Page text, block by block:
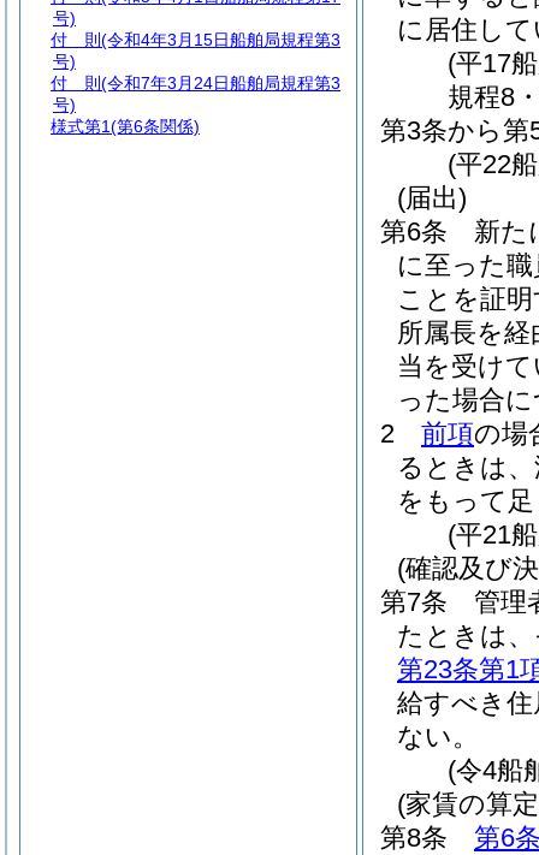
に居住し
(平17
規程8
第3条から第
(平22
(届出)
第6条
新た
に至った
ことを証
所属長を
当を受け
った場合
2
前項の場
るときは
をもって
(平21
(確認及び
第7条
管理
たときは
第23条第1
給すべき
ない。
(令4船
(家賃の算
第8条
第6
号)
付 則 (令和4年3月15日船舶局規程第3
号)
付 則 (令和7年3月24日船舶局規程第3
号)
様式第1(第6条関係)